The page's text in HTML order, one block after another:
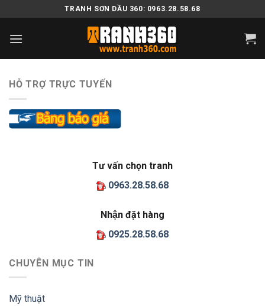
to
content
TRANH SƠN DẦU 360: 0963.28.58.68
HỖ TRỢ TRỰC TUYẾN
Tư vấn chọn tranh
0963.28.58.68
Nhận đặt hàng
0925.28.58.68
CHUYÊN MỤC TIN
Mỹ thuật